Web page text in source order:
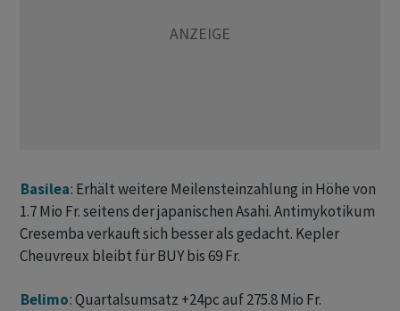
Basilea: Erhält weitere Meilensteinzahlung in Höhe von
1.7 Mio Fr. seitens der japanischen Asahi. Antimykotikum
Cresemba verkauft sich besser als gedacht. Kepler
Cheuvreux bleibt für BUY bis 69 Fr.
Belimo: Quartalsumsatz +24pc auf 275.8 Mio Fr.